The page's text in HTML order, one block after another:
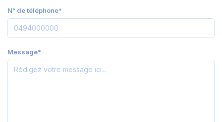
N° de téléphone*
Message*